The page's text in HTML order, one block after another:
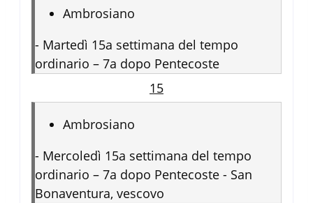
Ambrosiano
- Martedì 15a settimana del tempo
ordinario – 7a dopo Pentecoste
15
Ambrosiano
- Mercoledì 15a settimana del tempo
ordinario – 7a dopo Pentecoste - San
Bonaventura, vescovo